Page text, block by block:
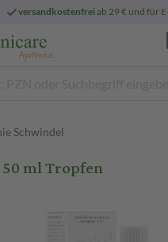
versandkostenfreiab 29 € und für
Schwindel
ml Tropfen